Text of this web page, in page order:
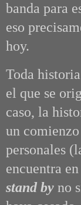
banda para
eso
hoy.
Toda
el que se
caso, la
un
personales
encuentra
stand by no